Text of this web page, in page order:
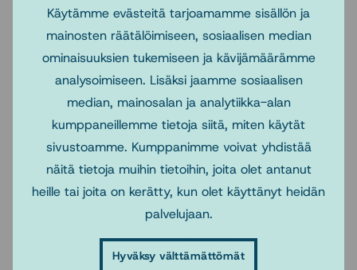
Käytämme evästeitä tarjoamamme sisällön ja
mainosten räätälöimiseen, sosiaalisen median
ominaisuuksien tukemiseen ja kävijämäärämme
analysoimiseen. Lisäksi jaamme sosiaalisen
median, mainosalan ja analytiikka-alan
kumppaneillemme tietoja siitä, miten käytät
sivustoamme. Kumppanimme voivat yhdistää
näitä tietoja muihin tietoihin, joita olet antanut
heille tai joita on kerätty, kun olet käyttänyt heidän
palvelujaan.
Hyväksy välttämättömät
Tulevat tapahtumat
Kaikki tapahtumat
10.8.2026–14.8.2026
1 st announcement:
NBSW Summer School
in August 2026 to be
hosted by NTNU and
10.8.2026–14.8.2026
2 st announcement:
NBSW Summer School
in August 2026 to be
hosted by NTNU and
NORWEL